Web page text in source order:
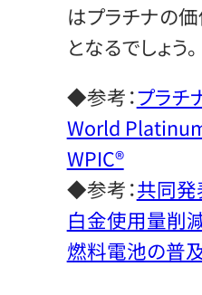
はプラチナの
となるでしょう。
◆参考：プラチ
World
WPIC®
◆参考：共同発
白金使用量削
燃料電池の普